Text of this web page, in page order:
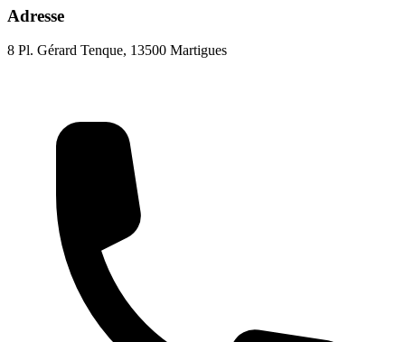
Adresse
8 Pl. Gérard Tenque, 13500 Martigues